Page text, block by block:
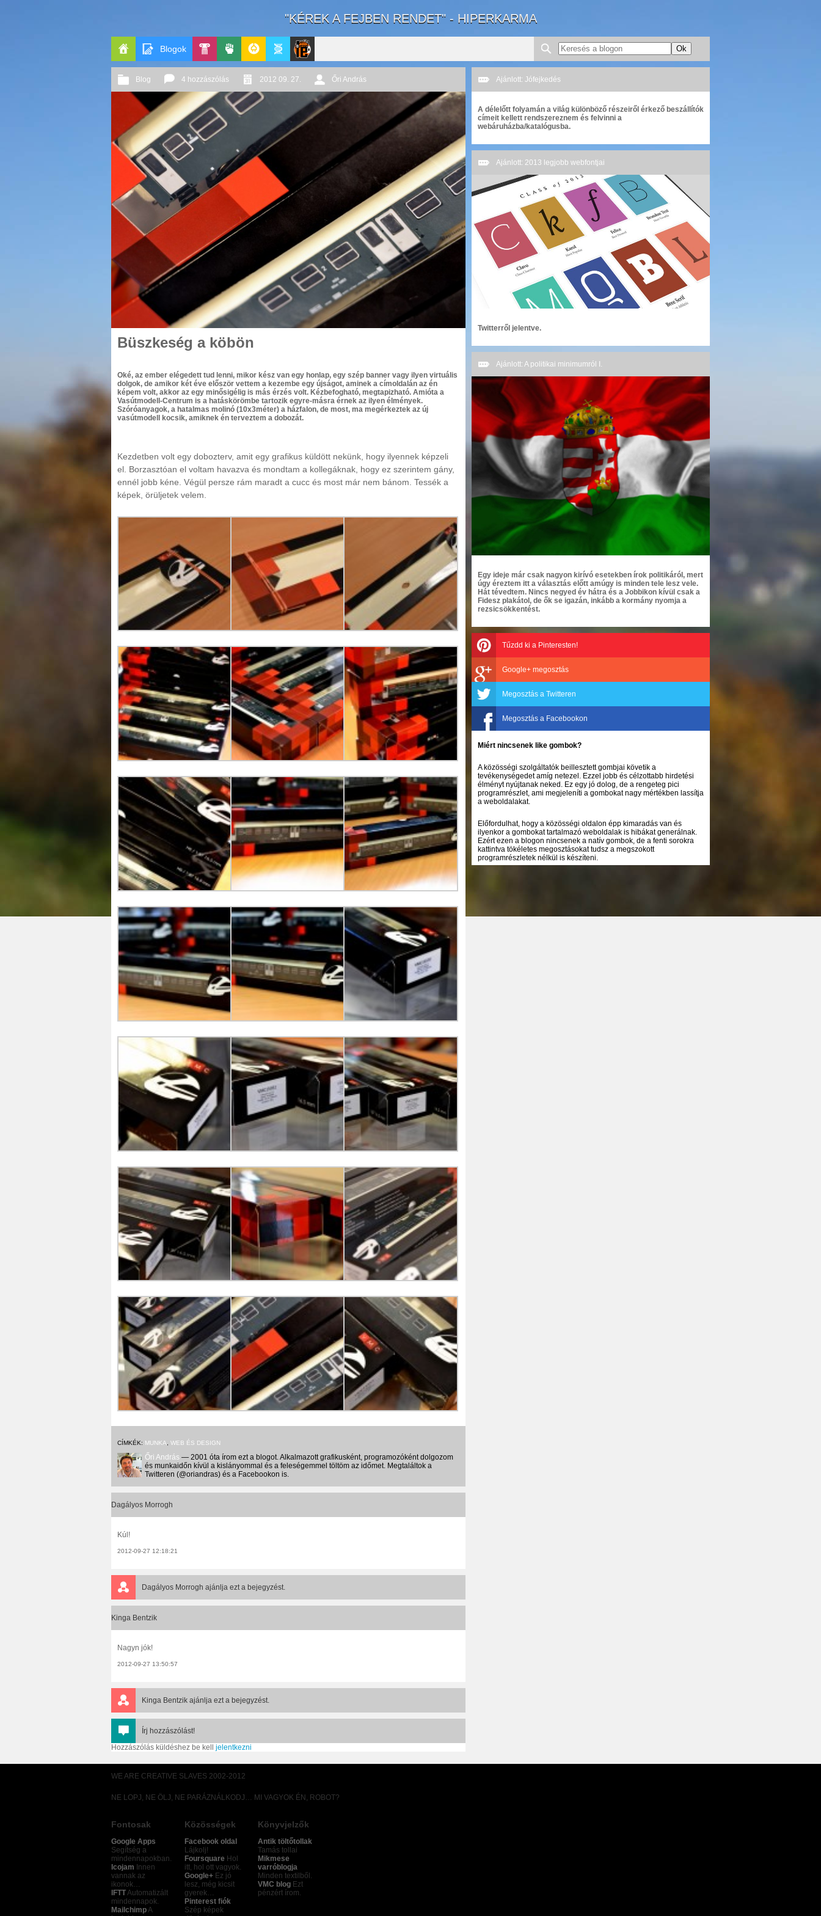
"KÉREK A FEJBEN RENDET" - HIPERKARMA
Főoldal
Blogok
Kult
PolitikaGeekZone
Journal
Blog 4 hozzászólás 2012 09. 27. Őri András
Büszkeség a köbön
Oké, az ember elégedett tud lenni, mikor kész van egy honlap, egy szép banner vagy ilyen virtuális
dolgok, de amikor két éve először vettem a kezembe egy újságot, aminek a címoldalán az én
képem volt, akkor az egy minősigélig is más érzés volt. Kézbefogható, megtapizható. Amióta a
Vasútmodell-Centrum is a hatáskörömbe tartozik egyre-másra érnek az ilyen élmények.
Szóróanyagok, a hatalmas molinó (10x3méter) a házfalon, de most, ma megérkeztek az új
vasútmodell kocsik, amiknek én terveztem a dobozát.
Kezdetben volt egy dobozterv, amit egy grafikus küldött nekünk, hogy ilyennek képzeli
el. Borzasztóan el voltam havazva és mondtam a kollegáknak, hogy ez szerintem gány,
ennél jobb kéne. Végül persze rám maradt a cucc és most már nem bánom. Tessék a
képek, örüljetek velem.
CÍMKÉK: MUNKA, WEB ÉS DESIGN
Őri András — 2001 óta írom ezt a blogot. Alkalmazott grafikusként, programozóként dolgozom
és munkaidőn kívül a kislányommal és a feleségemmel töltöm az időmet. Megtaláltok a
Twitteren (@oriandras) és a Facebookon is.
Dagályos Morrogh
Kúl!
2012-09-27 12:18:21
Dagályos Morrogh ajánlja ezt a bejegyzést.
Kinga Bentzik
Nagyn jók!
2012-09-27 13:50:57
Kinga Bentzik ajánlja ezt a bejegyzést.
Írj hozzászólást!
Hozzászólás küldéshez be kell jelentkezni
Ajánlott: Jófejkedés
A délelőtt folyamán a világ különböző részeiről érkező beszállítók
címeit kellett rendszereznem és felvinni a
webáruházba/katalógusba.
Ajánlott: 2013 legjobb webfontjai
Twitterről jelentve.
Ajánlott: A politikai minimumról I.
Egy ideje már csak nagyon kirívó esetekben írok politikáról, mert
úgy éreztem itt a választás előtt amúgy is minden tele lesz vele.
Hát tévedtem. Nincs negyed év hátra és a Jobbikon kívül csak a
Fidesz plakátol, de ők se igazán, inkább a kormány nyomja a
rezsicsökkentést.
Tűzdd ki a Pinteresten!
Google+ megosztás
Megosztás a Twitteren
Megosztás a Facebookon
Miért nincsenek like gombok?
A közösségi szolgáltatók beillesztett gombjai követik a
tevékenységedet amíg netezel. Ezzel jobb és célzottabb hirdetési
élményt nyújtanak neked. Ez egy jó dolog, de a rengeteg pici
programrészlet, ami megjeleníti a gombokat nagy mértékben lassítja
a weboldalakat.
Előfordulhat, hogy a közösségi oldalon épp kimaradás van és
ilyenkor a gombokat tartalmazó weboldalak is hibákat generálnak.
Ezért ezen a blogon nincsenek a natív gombok, de a fenti sorokra
kattintva tökéletes megosztásokat tudsz a megszokott
programrészletek nélkül is készíteni.
WE ARE CREATIVE SLAVES 2002-2012
NE LOPJ, NE ÖLJ, NE PARÁZNÁLKODJ… MI VAGYOK ÉN, ROBOT?
Fontosak
Google Apps
Segítség a
mindennapokban.
Icojam Innen
vannak az
ikonok…
IFTTAutomatizált
mindennapok.
MailchimpA
Közösségek
Facebook oldal
Lájkolj!
Foursquare Hol
itt, hol ott vagyok.
Google+ Ez jó
lesz, még kicsit
gyerek…
Pinterest fiók
Szép képek
Könyvjelzők
Antik töltőtollak
Tamás tollai
Mikmese
varróblogja
Minden textilből.
VMC blog Ezt
pénzért írom.